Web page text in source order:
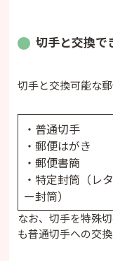
切手と交換で
切手と交換可能な
・普通切手
・郵便はがき
・郵便書簡
・特定封筒（レ
ー封筒）
なお、切手を特殊
も普通切手への交換